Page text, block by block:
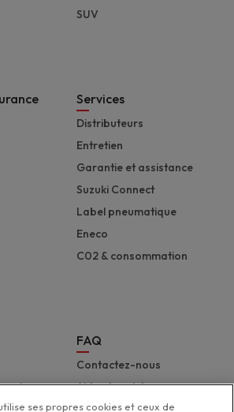
SUV
Services
Distributeurs
Entretien
Garantie et assistance
Suzuki Connect
Label pneumatique
Eneco
C02 & consommation
prix
FAQ
Contactez-nous
Aide et assistance
Déclaration d'accessibilité
ses propres cookies et ceux de